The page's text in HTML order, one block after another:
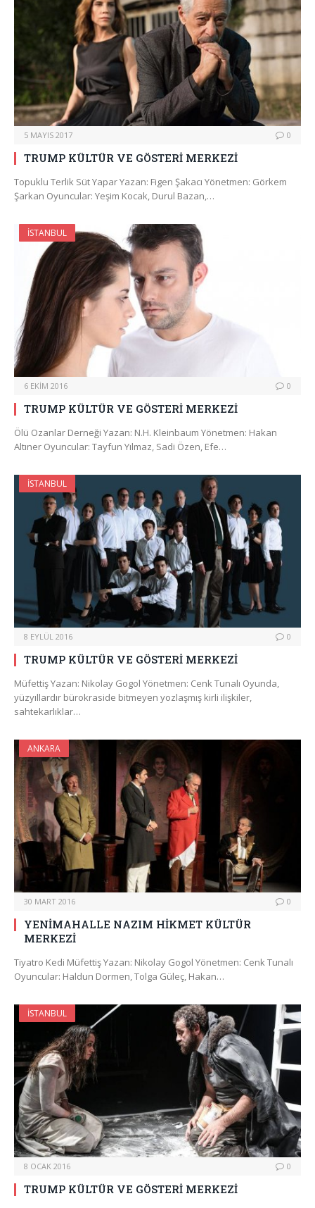
5 MAYIS 2017 0
TRUMP KÜLTÜR VE GÖSTERİ MERKEZİ
Topuklu Terlik Süt Yapar Yazan: Figen Şakacı Yönetmen: Görkem
Şarkan Oyuncular: Yeşim Kocak, Durul Bazan,…
İSTANBUL
6 EKIM 2016 0
TRUMP KÜLTÜR VE GÖSTERİ MERKEZİ
Ölü Ozanlar Derneği Yazan: N.H. Kleinbaum Yönetmen: Hakan
Altıner Oyuncular: Tayfun Yılmaz, Sadi Özen, Efe…
İSTANBUL
8 EYLÜL 2016 0
TRUMP KÜLTÜR VE GÖSTERİ MERKEZİ
Müfettiş Yazan: Nikolay Gogol Yönetmen: Cenk Tunalı Oyunda,
yüzyıllardır bürokraside bitmeyen yozlaşmış kirli ilişkiler,
sahtekarlıklar…
ANKARA
30 MART 2016 0
YENİMAHALLE NAZIM HİKMET KÜLTÜR
MERKEZİ
Tiyatro Kedi Müfettiş Yazan: Nikolay Gogol Yönetmen: Cenk Tunalı
Oyuncular: Haldun Dormen, Tolga Güleç, Hakan…
İSTANBUL
8 OCAK 2016 0
TRUMP KÜLTÜR VE GÖSTERİ MERKEZİ